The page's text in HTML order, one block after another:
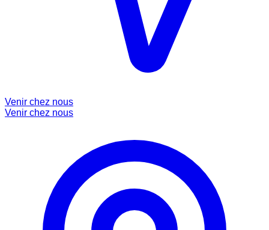
Venir chez nous
Venir chez nous